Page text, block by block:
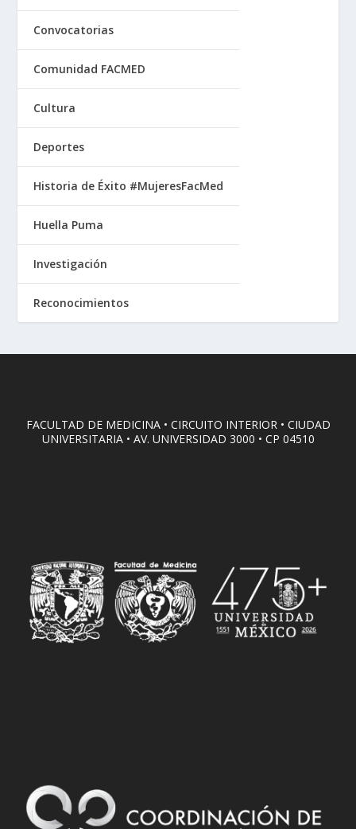
Convocatorias
Comunidad FACMED
Cultura
Deportes
Historia de Éxito #MujeresFacMed
Huella Puma
Investigación
Reconocimientos
FACULTAD DE MEDICINA • CIRCUITO INTERIOR • CIUDAD
UNIVERSITARIA • AV. UNIVERSIDAD 3000 • CP 04510